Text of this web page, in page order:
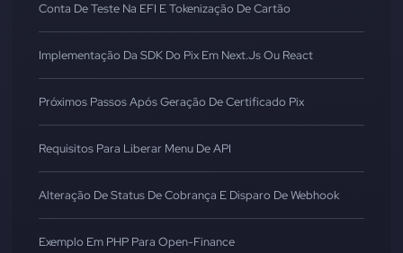
Conta De Teste Na EFI E Tokenização De Cartão
Implementação Da SDK Do Pix Em Next.js Ou React
Próximos Passos Após Geração De Certificado Pix
Requisitos Para Liberar Menu De API
Alteração De Status De Cobrança E Disparo De Webhook
Exemplo Em PHP Para Open-Finance